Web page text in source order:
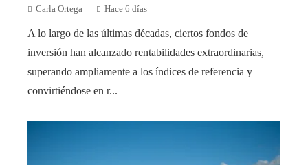
Carla Ortega Hace 6 días
A lo largo de las últimas décadas, ciertos fondos de
inversión han alcanzado rentabilidades extraordinarias,
superando ampliamente a los índices de referencia y
convirtiéndose en r...